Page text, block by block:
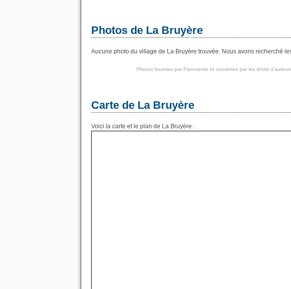
Photos de La Bruyère
Aucune photo du village de La Bruyère trouvée. Nous avons recherché
Photos fournies par Panoramio et couvertes par les droits
Carte de La Bruyère
Voici la carte et le plan de La Bruyère :